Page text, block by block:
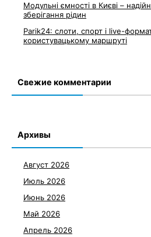
Модульні ємності в Києві –
зберігання рідин
Parik24: слоти, спорт і live-
користувацькому маршруті
Свежие комментарии
Архивы
Август 2026
Июль 2026
Июнь 2026
Май 2026
Апрель 2026